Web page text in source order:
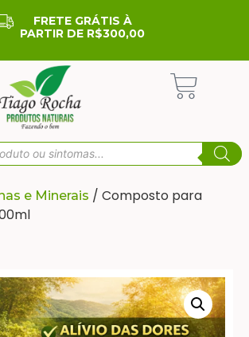
FRETE GRÁTIS À
PARTIR DE R$300,00
e Minerais / Composto para